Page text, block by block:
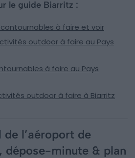
le guide Biarritz :
à faire et voir
outdoor à faire au Pays
à faire au Pays
outdoor à faire à Biarritz
l’aéroport de
dépose-minute & plan